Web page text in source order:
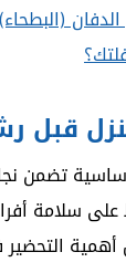
قبل
تضمن
على سلامة
أهمية